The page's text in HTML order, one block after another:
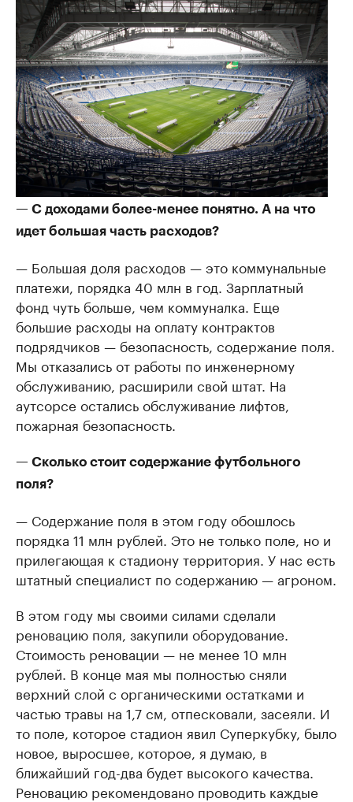
— С доходами более-менее понятно. А на что
идет большая часть расходов?
— Большая доля расходов — это коммунальные
платежи, порядка 40 млн в год. Зарплатный
фонд чуть больше, чем коммуналка. Еще
большие расходы на оплату контрактов
подрядчиков — безопасность, содержание поля.
Мы отказались от работы по инженерному
обслуживанию, расширили свой штат. На
аутсорсе остались обслуживание лифтов,
пожарная безопасность.
— Сколько стоит содержание футбольного
поля?
— Содержание поля в этом году обошлось
порядка 11 млн рублей. Это не только поле, но и
прилегающая к стадиону территория. У нас есть
штатный специалист по содержанию — агроном.
В этом году мы своими силами сделали
реновацию поля, закупили оборудование.
Стоимость реновации — не менее 10 млн
рублей. В конце мая мы полностью сняли
верхний слой с органическими остатками и
частью травы на 1,7 см, отпесковали, засеяли. И
то поле, которое стадион явил Суперкубку, было
новое, выросшее, которое, я думаю, в
ближайший год-два будет высокого качества.
Реновацию рекомендовано проводить каждые